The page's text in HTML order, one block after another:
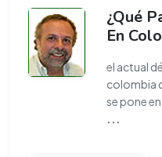
¿Qué
En
el actual
colombia
se pone
...